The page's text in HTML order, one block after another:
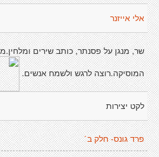
אלי אייזנר
שר, מנגן על פסנתר, כותב שירים
המוסיקה.רוצה לרגש ולשמח אנשים.
לקט יצירות
פרד גונס- חלק ב´